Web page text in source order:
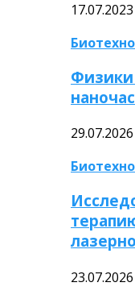
17.07.2023
29.07.2026
23.07.2026